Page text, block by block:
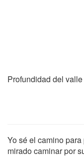
Profundidad del
Yo sé el camino
mirado caminar por